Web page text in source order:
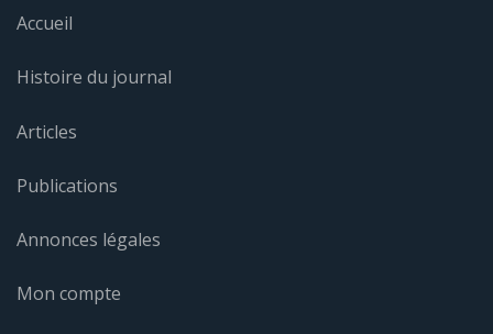
Accueil
Histoire du journal
Articles
Publications
Annonces légales
Mon compte